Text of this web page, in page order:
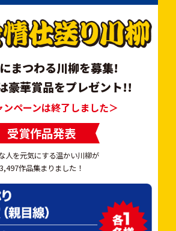
まつわる川柳を募集!
豪華賞品をプレゼント!!
ンペーンは終了しました＞
受賞作品発表
人を元気にする温かい川柳が
3,497作品集まりました！